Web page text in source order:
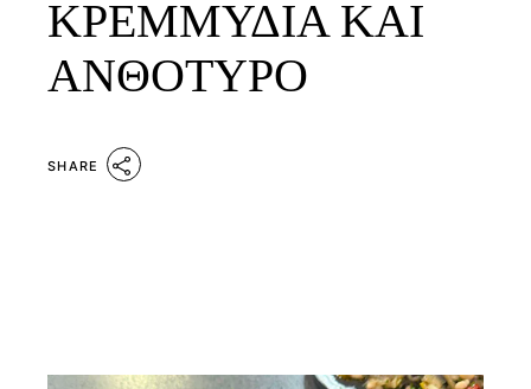
ΚΡΕΜΜΥΔΙΑ ΚΑΙ
ΑΝΘΟΤΥΡΟ
SHARE